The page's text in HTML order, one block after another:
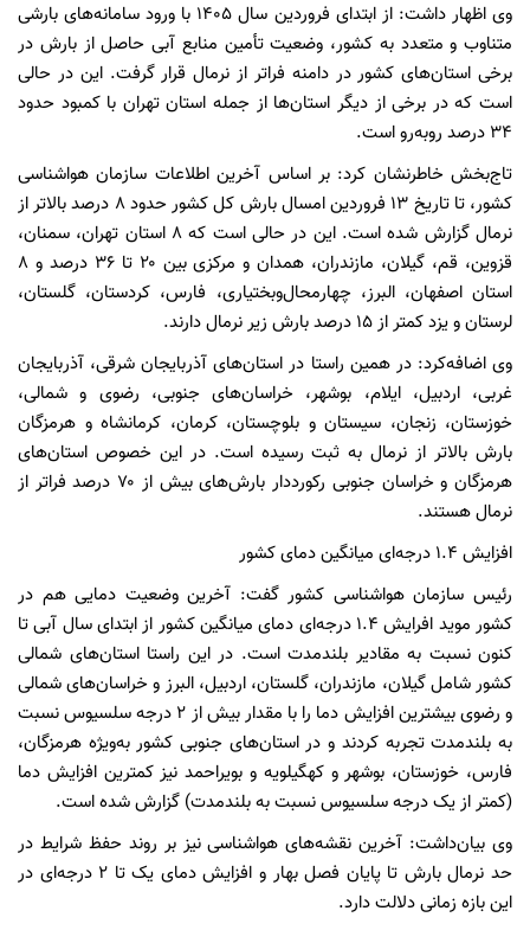
وی اظهار داشت: از ابتدای فروردین سال ۱۴۰۵ با ورود سامانه‌های بارشی
متناوب و متعدد به کشور، وضعیت تأمین منابع آبی حاصل از بارش در
برخی استان‌های کشور در دامنه فراتر از نرمال قرار گرفت. این در حالی
است که در برخی از دیگر استان‌ها از جمله استان تهران با کمبود حدود
۳۴ درصد روبه‌رو است.
تاج‌بخش خاطرنشان کرد: بر اساس آخرین اطلاعات سازمان هواشناسی
کشور، تا تاریخ ۱۳ فروردین امسال بارش کل کشور حدود ۸ درصد بالاتر از
نرمال گزارش شده است. این در حالی است که ۸ استان تهران، سمنان،
قزوین، قم، گیلان، مازندران، همدان و مرکزی بین ۲۰ تا ۳۶ درصد و ۸
استان اصفهان، البرز، چهارمحال‌وبختیاری، فارس، کردستان، گلستان،
لرستان و یزد کمتر از ۱۵ درصد بارش زیر نرمال دارند.
وی اضافه‌کرد: در همین راستا در استان‌های آذربایجان شرقی، آذربایجان
غربی، اردبیل، ایلام، بوشهر، خراسان‌های جنوبی، رضوی و شمالی،
خوزستان، زنجان، سیستان و بلوچستان، کرمان، کرمانشاه و هرمزگان
بارش بالاتر از نرمال به ثبت رسیده است. در این‌ خصوص استان‌های
هرمزگان و خراسان جنوبی رکورددار بارش‌های بیش از ۷۰ درصد فراتر از
نرمال هستند.
افزایش ۱.۴ درجه‌ای میانگین دمای کشور
رئیس سازمان هواشناسی کشور گفت: آخرین وضعیت دمایی هم در
کشور موید افرایش ۱.۴ درجه‌ای دمای میانگین کشور از ابتدای سال آبی تا
کنون نسبت به مقادیر بلندمدت است. در این راستا استان‌های شمالی
کشور شامل گیلان، مازندران، گلستان، اردبیل، البرز و خراسان‌های شمالی
و رضوی بیشترین افزایش دما را با مقدار بیش از ۲ درجه سلسیوس نسبت
به بلندمدت تجربه کردند و در استان‌های جنوبی کشور به‌ویژه هرمزگان،
فارس، خوزستان، بوشهر و کهگیلویه و بویراحمد نیز کمترین افزایش دما
(کمتر از یک درجه سلسیوس نسبت به بلندمدت) گزارش شده است.
وی بیان‌داشت: آخرین نقشه‌های هواشناسی نیز بر روند حفظ شرایط در
حد نرمال بارش تا پایان فصل بهار و افزایش دمای یک تا ۲ درجه‌ای در
این بازه زمانی دلالت دارد.